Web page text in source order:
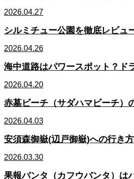
2026.04.27
シルミチュー公園を徹底レビュ
2026.04.26
海中道路はパワースポット？ド
2026.04.20
赤墓ビーチ（サダハマビーチ）
2026.04.03
安須森御嶽(辺戸御嶽)への行き
2026.03.30
果報バンタ（カフウバンタ）は